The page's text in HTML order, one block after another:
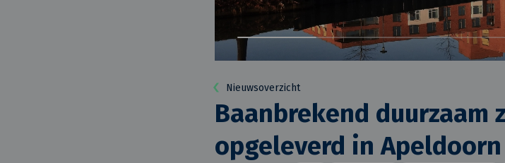
Nieuwsoverzicht
Baanbrekend duurzaam
opgeleverd in Apeldoorn